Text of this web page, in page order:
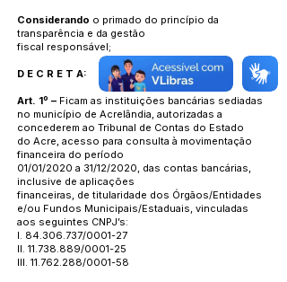
Considerando o primado do princípio da
transparência e da gestão
fiscal responsável;
D E C R E T A:
Art. 1º – Ficam as instituições bancárias sediadas
no município de Acrelândia, autorizadas a
concederem ao Tribunal de Contas do Estado
do Acre, acesso para consulta à movimentação
financeira do período
01/01/2020 a 31/12/2020, das contas bancárias,
inclusive de aplicações
financeiras, de titularidade dos Órgãos/Entidades
e/ou Fundos Municipais/Estaduais, vinculadas
aos seguintes CNPJ’s:
I. 84.306.737/0001-27
II. 11.738.889/0001-25
III. 11.762.288/0001-58